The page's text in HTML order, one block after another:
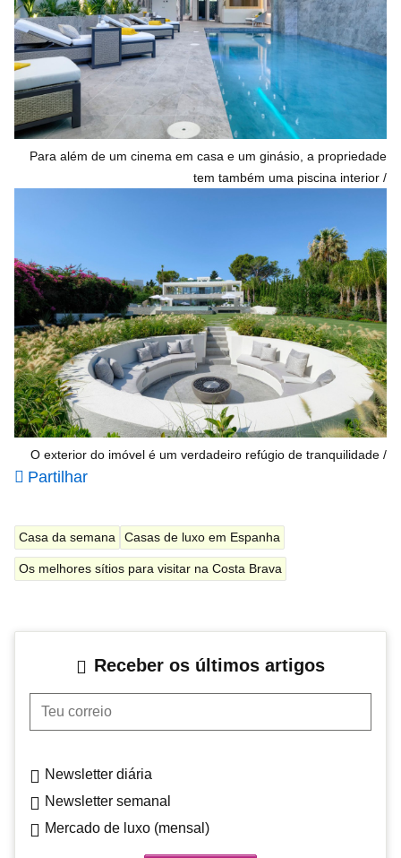
Para além de um cinema em casa e um ginásio, a propriedade
tem também uma piscina interior
O exterior do imóvel é um verdadeiro refúgio de tranquilidade
Partilhar
Casa da semana Casas de luxo em Espanha
Os melhores sítios para visitar na Costa Brava
Receber os últimos artigos
Teu correio
Newsletter diária
Newsletter semanal
Mercado de luxo (mensal)